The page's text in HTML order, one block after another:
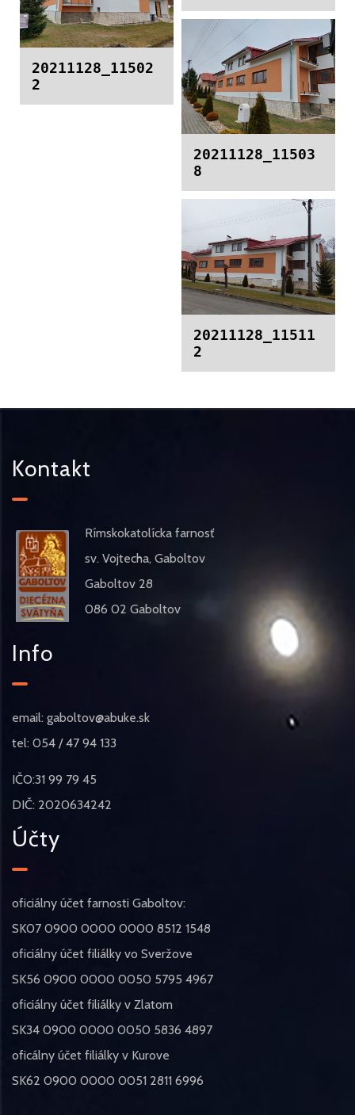
20211128_11502
2
20211128_11503
8
20211128_11511
2
Kontakt
Rímskokatolícka farnosť
sv. Vojtecha, Gaboltov
Gaboltov 28
086 02 Gaboltov
Info
email: gaboltov@abuke.sk
tel: 054 / 47 94 133
IČO:31 99 79 45
DIČ: 2020634242
Účty
oficiálny účet farnosti Gaboltov:
SK07 0900 0000 0000 8512 1548
oficiálny účet filiálky vo Sveržove
SK56 0900 0000 0050 5795 4967
oficiálny účet filiálky v Zlatom
SK34 0900 0000 0050 5836 4897
oficálny účet filiálky v Kurove
SK62 0900 0000 0051 2811 6996